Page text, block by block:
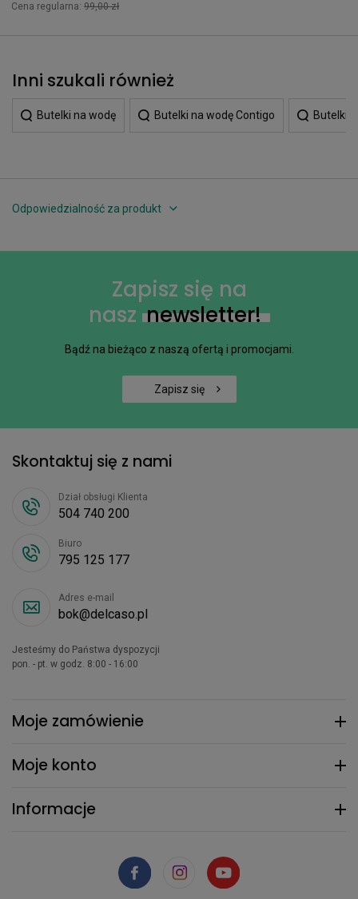
Cena regularna: 99,00 zł
Inni szukali również
Butelki na wodę Butelki na wodę Contigo Butelki
Odpowiedzialność za produkt
Zapisz się na
nasz newsletter!
Bądź na bieżąco z naszą ofertą i promocjami.
Zapisz się
Moje zamówienie
Moje konto
Informacje
Skontaktuj się z nami
Dział obsługi Klienta
504 740 200
Biuro
795 125 177
Adres e-mail
bok@delcaso.pl
Jesteśmy do Państwa dyspozycji
pon. - pt. w godz. 8:00 - 16:00